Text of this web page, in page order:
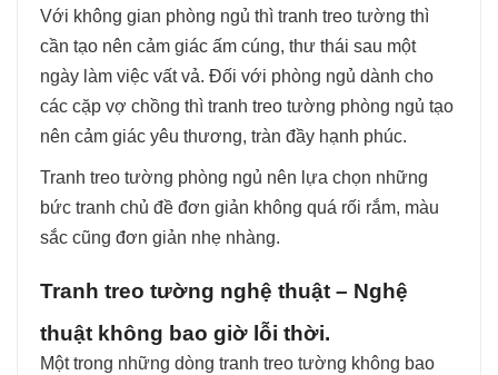
Với không gian phòng ngủ thì tranh treo tường thì
cần tạo nên cảm giác ấm cúng, thư thái sau một
ngày làm việc vất vả. Đối với phòng ngủ dành cho
các cặp vợ chồng thì tranh treo tường phòng ngủ tạo
nên cảm giác yêu thương, tràn đầy hạnh phúc.
Tranh treo tường phòng ngủ nên lựa chọn những
bức tranh chủ đề đơn giản không quá rối rắm, màu
sắc cũng đơn giản nhẹ nhàng.
Tranh treo tường nghệ thuật – Nghệ
thuật không bao giờ lỗi thời.
Một trong những dòng tranh treo tường không bao